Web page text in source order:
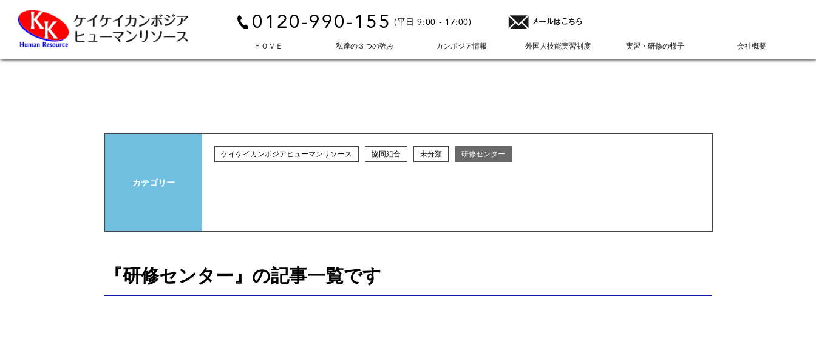
0120-990-155 (平日 9:00 - 17:00)
ＨＯＭＥ 私達の３つの強み カンボジア情報 外国人技能実習制度 実習・研修の様子 会社概要
カテゴリー
ケイケイカンボジアヒューマンリソース 協同組合 未分類 研修センター
『研修センター』の記事一覧です